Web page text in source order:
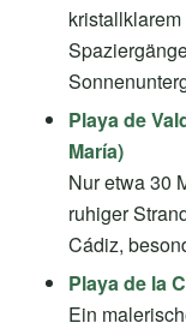
Playa de
María)
Nur etwa 30
ruhiger
Cádiz,
Playa de la
Ein